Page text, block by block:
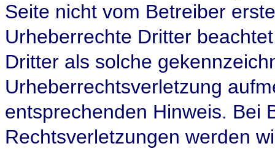
Seite nicht vom Betreiber
Urheberrechte Dritter
Dritter als solche
Urheberrechtsverletzung
entsprechenden Hinweis. Bei
Rechtsverletzungen werden